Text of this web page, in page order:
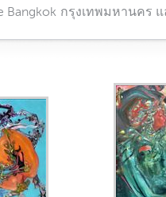
กรุงเทพมหานคร แ